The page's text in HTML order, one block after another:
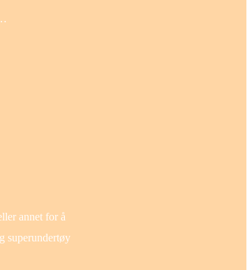
annet for å
superundertøy